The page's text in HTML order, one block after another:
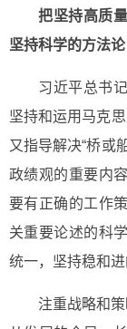
把坚持高质
坚持科学的方法论
习近平总书
坚持和运用马克思
又指导解决“桥或
政绩观的重要内
要有正确的工作
关重要论述的科
统一，坚持稳和
注重战略和